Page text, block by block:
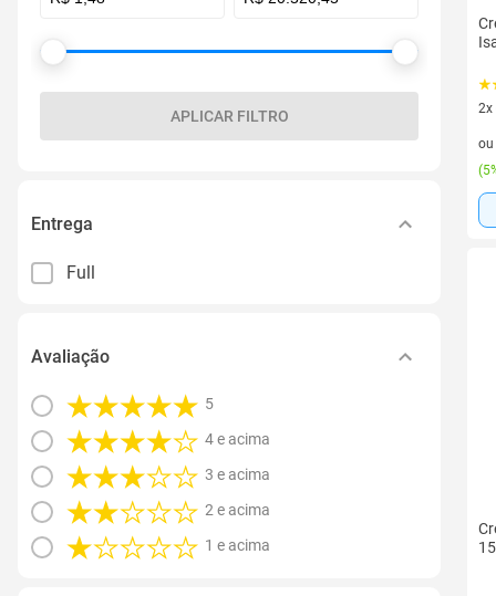
APLICAR FILTRO
Entrega
Full
Avaliação
5
4 e acima
3 e acima
2 e acima
1 e acima
2x
2
ou
(